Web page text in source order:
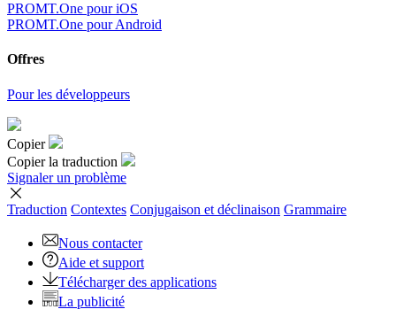
PROMT.One pour iOS
PROMT.One pour Android
Offres
Pour les développeurs
Copier
Copier la traduction
Signaler un problème
Traduction Contextes Conjugaison et déclinaison Grammaire
Nous contacter
Aide et support
Télécharger des applications
La publicité